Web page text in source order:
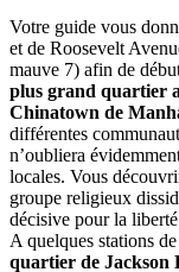
Votre guide vous
et de Roosevelt
mauve 7) afin de
plus grand quartier
Chinatown de
différentes
n’oubliera
locales. Vous
groupe religieux
décisive pour la
A quelques stations
quartier de Jackson